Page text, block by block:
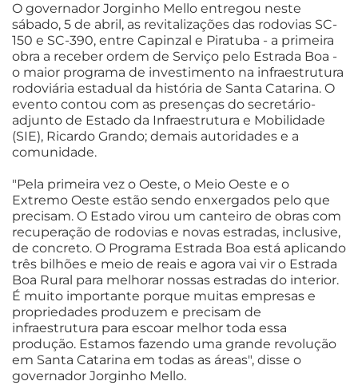
O governador Jorginho Mello entregou neste
sábado, 5 de abril, as revitalizações das rodovias SC-
150 e SC-390, entre Capinzal e Piratuba - a primeira
obra a receber ordem de Serviço pelo Estrada Boa -
o maior programa de investimento na infraestrutura
rodoviária estadual da história de Santa Catarina. O
evento contou com as presenças do secretário-
adjunto de Estado da Infraestrutura e Mobilidade
(SIE), Ricardo Grando; demais autoridades e a
comunidade.
"Pela primeira vez o Oeste, o Meio Oeste e o
Extremo Oeste estão sendo enxergados pelo que
precisam. O Estado virou um canteiro de obras com
recuperação de rodovias e novas estradas, inclusive,
de concreto. O Programa Estrada Boa está aplicando
três bilhões e meio de reais e agora vai vir o Estrada
Boa Rural para melhorar nossas estradas do interior.
É muito importante porque muitas empresas e
propriedades produzem e precisam de
infraestrutura para escoar melhor toda essa
produção. Estamos fazendo uma grande revolução
em Santa Catarina em todas as áreas", disse o
governador Jorginho Mello.